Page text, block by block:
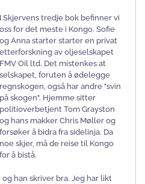
I Skjervens tredje bok befinner vi
oss for det meste i Kongo. Sofie
og Anna starter starter en privat
etterforskning av oljeselskapet
FMV Oil ltd. Det mistenkes at
selskapet, foruten å ødelegge
regnskogen, også har andre "svin
på skogen". Hjemme sitter
politioverbetjent Tom Grayston
og hans makker Chris Møller og
forsøker å bidra fra sidelinja. Da
noe skjer, må de reise til Kongo
for å bistå.
han skriver bra. Jeg har likt